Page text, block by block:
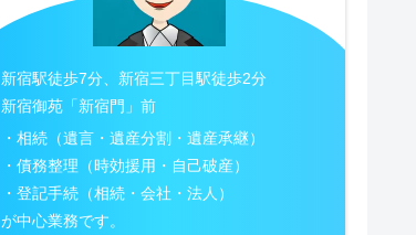
新宿駅徒歩7分、新宿三丁目駅徒歩2分
新宿御苑「新宿門」前
・相続（遺言・遺産分割・遺産承継）
・債務整理（時効援用・自己破産）
・登記手続（相続・会社・法人）
が中心業務です。